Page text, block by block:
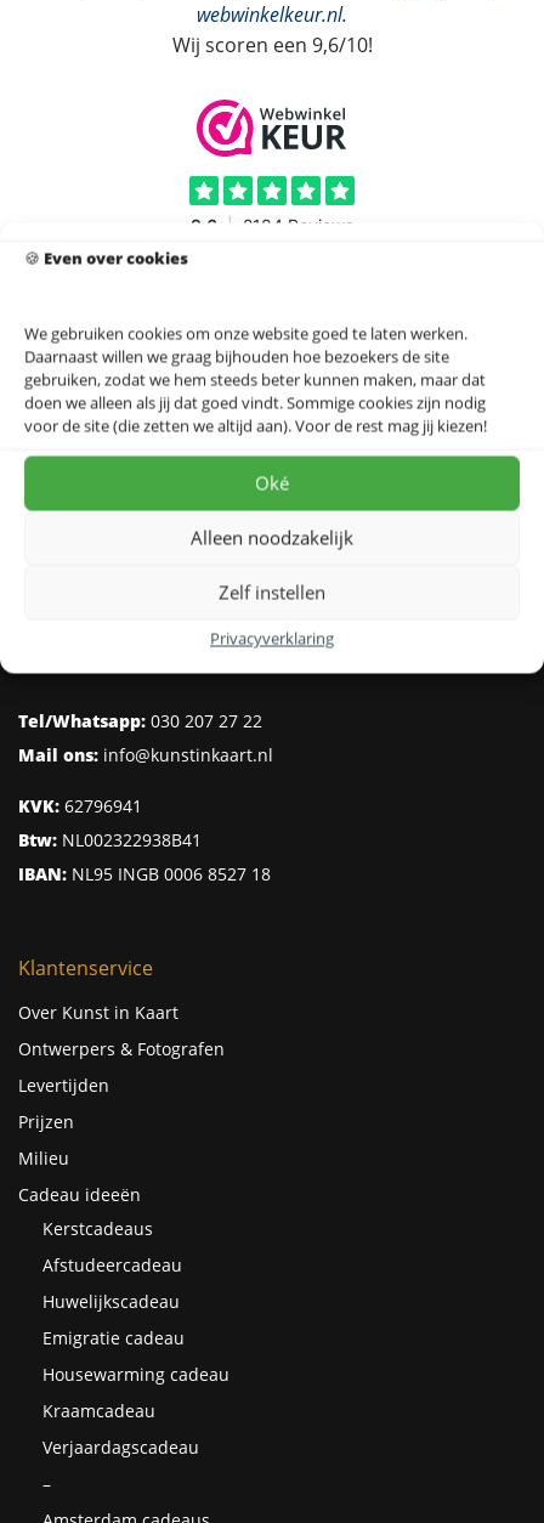
🍪 Even over cookies
We gebruiken cookies om onze website goed te laten werken.
Daarnaast willen we graag bijhouden hoe bezoekers de site
gebruiken, zodat we hem steeds beter kunnen maken, maar dat
doen we alleen als jij dat goed vindt. Sommige cookies zijn nodig
voor de site (die zetten we altijd aan). Voor de rest mag jij kiezen!
Oké
Alleen noodzakelijk
Zelf instellen
Privacyverklaring
webwinkelkeur.nl.
Wij scoren een 9,6/10!
Tel/Whatsapp: 030 207 27 22
Mail ons: info@kunstinkaart.nl
KVK: 62796941
Btw: NL002322938B41
IBAN: NL95 INGB 0006 8527 18
Klantenservice
Over Kunst in Kaart
Ontwerpers & Fotografen
Levertijden
Prijzen
Milieu
Cadeau ideeën
Kerstcadeaus
Afstudeercadeau
Huwelijkscadeau
Emigratie cadeau
Housewarming cadeau
Kraamcadeau
Verjaardagscadeau
–